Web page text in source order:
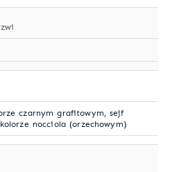
czarnym grafitowym, sejf
nocciola (orzechowym)